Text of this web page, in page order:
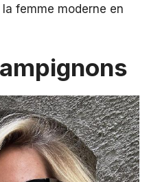
femme moderne en